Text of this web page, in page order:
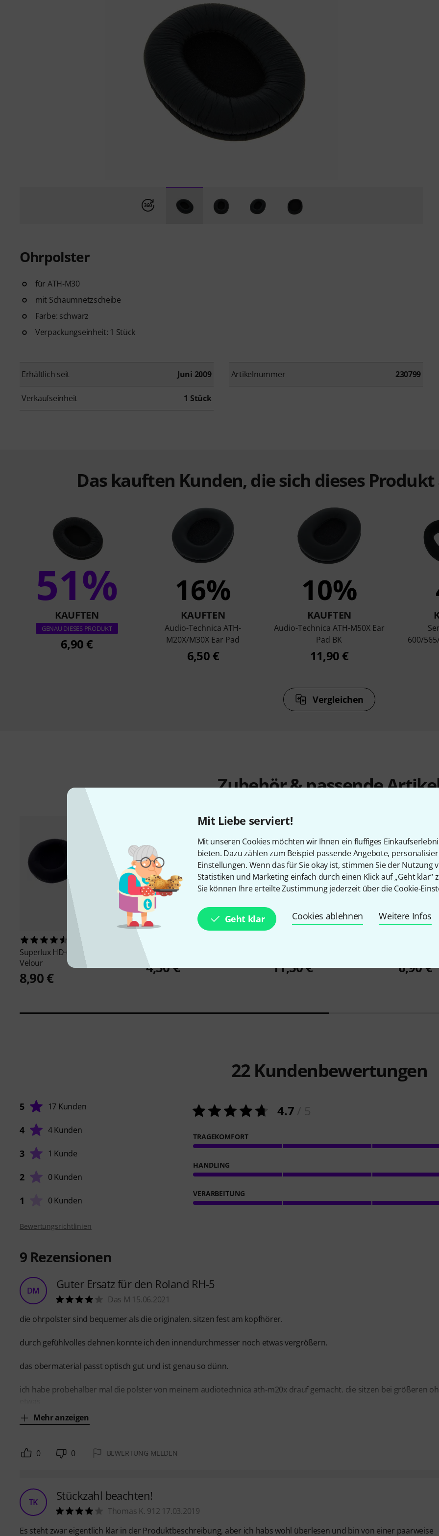
Mit Liebe serviert!
Mit unseren Cookies möchten wir Ihnen ein fluffiges
bieten. Dazu zählen zum Beispiel passende Angebote,
Einstellungen. Wenn das für Sie okay ist, stimmen Sie der Nutzung
Statistiken und Marketing einfach durch einen Klick auf „Geht klar“
Sie können Ihre erteilte Zustimmung jederzeit über die Cookie-
Geht klar Cookies ablehnen Weitere Infos
Ohrpolster
für ATH-M30
mit Schaumnetzscheibe
Farbe: schwarz
Verpackungseinheit: 1 Stück
Erhältlich seit Juni 2009 Artikelnummer 230799
Verkaufseinheit 1 Stück
Das kauften Kunden, die sich dieses
51%
KAUFTEN
GENAU DIESES PRODUKT
6,90 €
16%
KAUFTEN
Audio-Technica ATH-
M20X/M30X Ear Pad
6,50 €
10%
KAUFTEN
Audio-Technica ATH-M50X Ear
Pad BK
11,90 €
600/
Vergleichen
Zubehör & passende
SuperluxHD-681 Ear Pads
Velour
8,90 €
Stairville
4,50 € 11,50 €
the
6,90 €
22Kundenbewertungen
5 17 Kunden
4 4 Kunden
3 1 Kunde
2 0 Kunden
1 0 Kunden
4.7
TRAGEKOMFORT
HANDLING
VERARBEITUNG
Bewertungsrichtlinien
9 Rezensionen
DM Guter Ersatz für den Roland RH-5
Das M 15.06.2021
die ohrpolster sind bequemer als die originalen. sitzen fest am kopfhörer.
durch gefühlvolles dehnen konnte ich den innendurchmesser noch etwas vergrößern.
das obermaterial passt optisch gut und ist genau so dünn.
ich habe probehalber mal die polster von meinem audiotechnica ath-m20x drauf gemacht. die sitzen bei größeren
Mehr anzeigen
0 0 BEWERTUNG MELDEN
TK Stückzahl beachten!
Thomas K. 912 17.03.2019
Es steht zwar eigentlich klar in der Produktbeschreibung, aber ich habs wohl überlesen und bin von einer paarweise